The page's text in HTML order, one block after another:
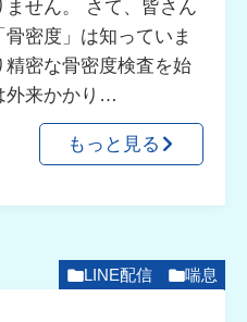
せん。 さて、皆さん
密度」は知っていま
密な骨密度検査を始
外来かかり…
もっと見る
LINE配信 喘息